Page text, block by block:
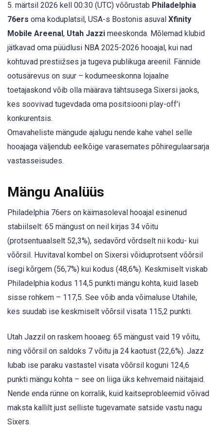
5. märtsil 2026 kell 00:30 (UTC) võõrustab Philadelphia
76ers oma koduplatsil, USA-s Bostonis asuval Xfinity
Mobile Areenal, Utah Jazzi meeskonda. Mõlemad klubid
jätkavad oma püüdlusi NBA 2025-2026 hooajal, kui nad
kohtuvad prestiižses ja tugeva publikuga areenil. Fännide
ootusärevus on suur – kodumeeskonna lojaalne
toetajaskond võib olla määrava tähtsusega Sixersi jaoks,
kes soovivad tugevdada oma positsiooni play-off’i
konkurentsis.
Omavaheliste mängude ajalugu nende kahe vahel selle
hooajaga väljendub eelkõige varasemates põhiregulaarsarja
vastasseisudes.
Mängu Analüüs
Philadelphia 76ers on käimasoleval hooajal esinenud
stabiilselt: 65 mängust on neil kirjas 34 võitu
(protsentuaalselt 52,3%), sedavõrd võrdselt nii kodu- kui
võõrsil. Huvitaval kombel on Sixersi võiduprotsent võõrsil
isegi kõrgem (56,7%) kui kodus (48,6%). Keskmiselt viskab
Philadelphia kodus 114,5 punkti mängu kohta, kuid laseb
sisse rohkem – 117,5. See võib anda võimaluse Utahile,
kes suudab ise keskmiselt võõrsil visata 115,2 punkti.
Utah Jazzil on raskem hooaeg: 65 mängust vaid 19 võitu,
ning võõrsil on saldoks 7 võitu ja 24 kaotust (22,6%). Jazz
lubab ise paraku vastastel visata võõrsil koguni 124,6
punkti mängu kohta – see on liiga üks kehvemaid näitajaid.
Nende enda rünne on korralik, kuid kaitseprobleemid võivad
maksta kallilt just selliste tugevamate satside vastu nagu
Sixers.